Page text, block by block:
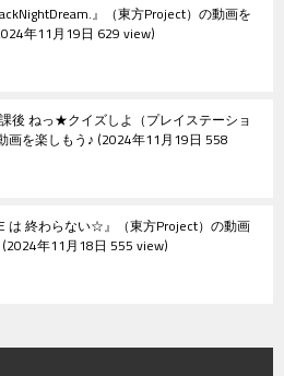
』（東方Project）の動画を
年11月19日 629 view
後 ねっ★クイズしよ（プレイステーショ
画を楽しもう♪ 2024年11月19日 558
は 終わらない☆』（東方Project）の動画
2024年11月18日 555 view